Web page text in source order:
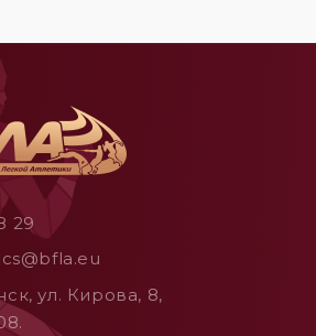
29
ул. Кирова, 8,